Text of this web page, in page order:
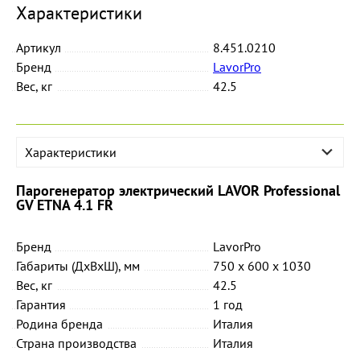
Характеристики
Артикул
8.451.0210
Бренд
LavorPro
Вес, кг
42.5
Характеристики
Парогенератор электрический LAVOR Professional
GV ETNA 4.1 FR
Бренд
LavorPro
Габариты (ДхВхШ), мм
750 x 600 x 1030
Вес, кг
42.5
Гарантия
1 год
Родина бренда
Италия
Страна производства
Италия